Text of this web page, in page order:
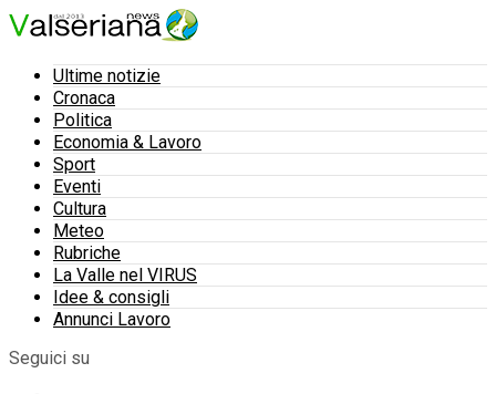
Ultime notizie
Cronaca
Politica
Economia & Lavoro
Sport
Eventi
Cultura
Meteo
Rubriche
La Valle nel VIRUS
Idee & consigli
Annunci Lavoro
Seguici su